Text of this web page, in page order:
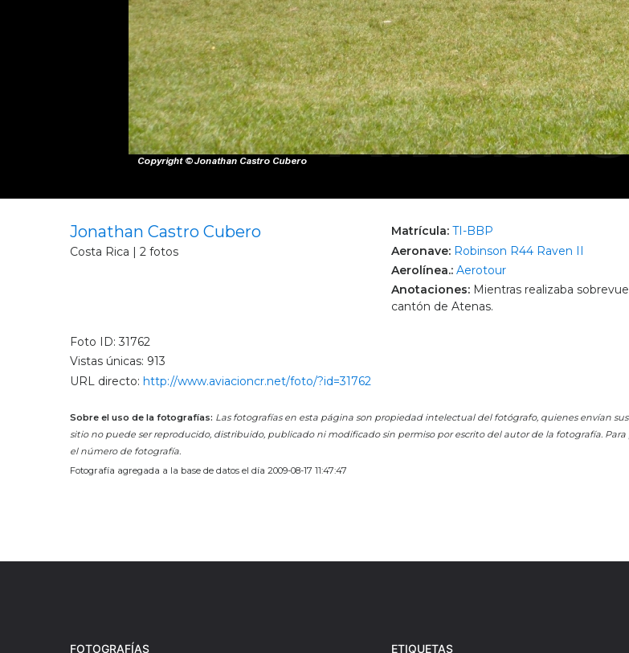
Jonathan Castro Cubero
Costa Rica | 2 fotos
Matrícula: TI-BBP
Aeronave: Robinson R44 Raven II
Aerolínea.: Aerotour
Anotaciones: Mientras realizaba
cantón de Atenas.
Foto ID: 31762
Vistas únicas: 913
URL directo: http://www.aviacioncr.net/foto/?id=31762
Sobre el uso de la fotografías: Las fotografías en esta página son propiedad intelectual del fotógrafo, quienes envían
sitio no puede ser reproducido, distribuido, publicado ni modificado sin permiso por escrito del autor de la fotografía.
el número de fotografía.
Fotografía agregada a la base de datos el día 2009-08-17 11:47:47
FOTOGRAFÍAS ETIQUETAS